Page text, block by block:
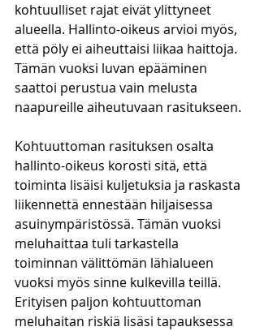
kohtuulliset rajat eivät ylittyneet
alueella. Hallinto-oikeus arvioi myös,
että pöly ei aiheuttaisi liikaa haittoja.
Tämän vuoksi luvan epääminen
saattoi perustua vain melusta
naapureille aiheutuvaan rasitukseen.
Kohtuuttoman rasituksen osalta
hallinto-oikeus korosti sitä, että
toiminta lisäisi kuljetuksia ja raskasta
liikennettä ennestään hiljaisessa
asuinympäristössä. Tämän vuoksi
meluhaittaa tuli tarkastella
toiminnan välittömän lähialueen
vuoksi myös sinne kulkevilla teillä.
Erityisen paljon kohtuuttoman
meluhaitan riskiä lisäsi tapauksessa